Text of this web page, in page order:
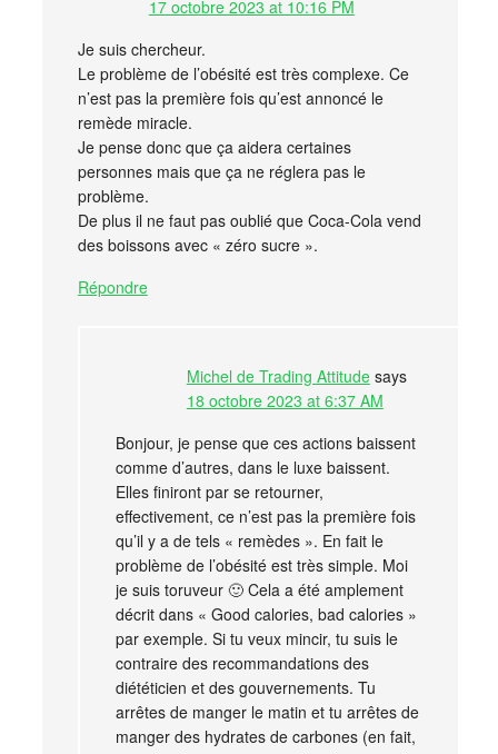
17 octobre 2023 at 10:16 PM
Je suis chercheur.
Le problème de l’obésité est très complexe. Ce
n’est pas la première fois qu’est annoncé le
remède miracle.
Je pense donc que ça aidera certaines
personnes mais que ça ne réglera pas le
problème.
De plus il ne faut pas oublié que Coca-Cola vend
des boissons avec « zéro sucre ».
Répondre
Michel de Trading Attitude says
18 octobre 2023 at 6:37 AM
Bonjour, je pense que ces actions baissent
comme d’autres, dans le luxe baissent.
Elles finiront par se retourner,
effectivement, ce n’est pas la première fois
qu’il y a de tels « remèdes ». En fait le
problème de l’obésité est très simple. Moi
je suis toruveur 🙂 Cela a été amplement
décrit dans « Good calories, bad calories »
par exemple. Si tu veux mincir, tu suis le
contraire des recommandations des
diététicien et des gouvernements. Tu
arrêtes de manger le matin et tu arrêtes de
manger des hydrates de carbones (en fait,